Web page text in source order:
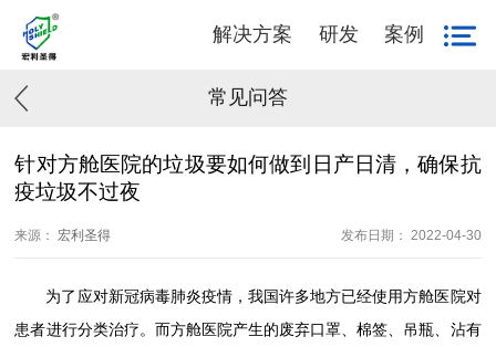
解决方案 研发 案例
常见问答
针对方舱医院的垃圾要如何做到日产日清，确保抗
疫垃圾不过夜
来源： 宏利圣得 发布日期： 2022-04-30
为了应对新冠病毒肺炎疫情，我国许多地方已经使用方舱医院对
患者进行分类治疗。而方舱医院产生的废弃口罩、棉签、吊瓶、沾有